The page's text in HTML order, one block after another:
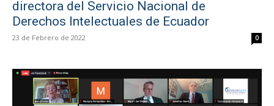
directora del Servicio Nacional de
Derechos Intelectuales de Ecuador
23 de Febrero de 2022 0